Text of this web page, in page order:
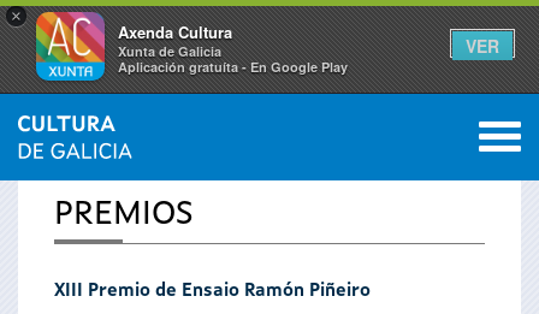
×
Axenda Cultura
Xunta de Galicia
Aplicación gratuíta - En Google Play
VER
Vostede
está
aquí
INICIO 0
PREMIOS
XIII Premio de Ensaio Ramón Piñeiro